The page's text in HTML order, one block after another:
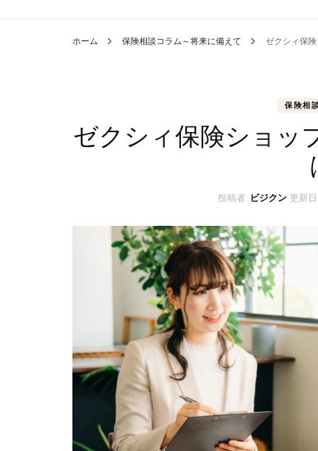
ホーム 保険相談コラム～将来に備えて ゼクシィ保
保険相
ゼクシィ保険ショッ
投稿者: ビジクン 更新